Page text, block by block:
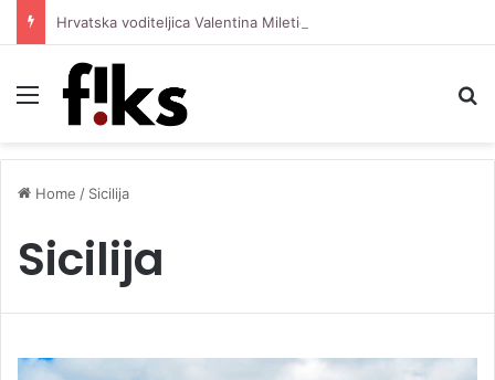
Menu
Home / Sicilija
Sicilija